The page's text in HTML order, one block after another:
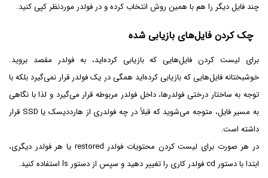
چند فایل دیگر را هم با همین روش انتخاب کرده و در فولدر موردنظر کپی کنید.
چک کردن فایل‌های بازیابی شده
برای لیست کردن فایل‌هایی که بازیابی کرده‌اید، به فولدر مقصد بروید.
خوشبختانه فایل‌هایی که بازیابی کرده‌اید همگی در یک فولدر قرار نمی‌گیرد بلکه با
توجه به ساختار درختی فولدرها، داخل فولدر مربوطه قرار می‌گیرد و لذا با نگاهی
به مسیر فایل، متوجه می‌شوید که قبلاً در چه فولدری از هارددیسک یا SSD قرار
داشته است.
در هر صورت برای لیست کردن محتویات فولدر restored یا هر فولدر دیگری،
ابتدا با دستور cd فولدر کاری را تغییر دهید و سپس از دستور ls استفاده کنید.